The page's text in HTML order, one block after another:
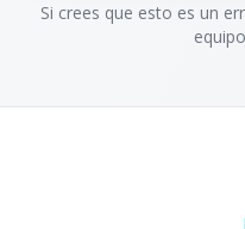
Si crees que esto es un